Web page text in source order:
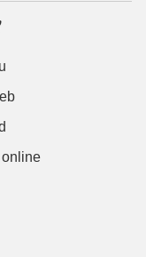
online